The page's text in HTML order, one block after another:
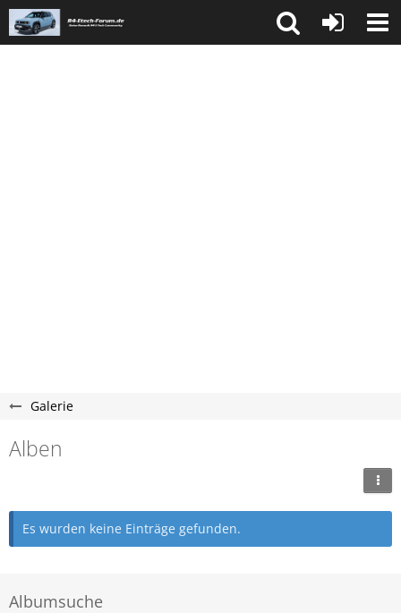
Galerie
Alben
Es wurden keine Einträge gefunden.
Albumsuche